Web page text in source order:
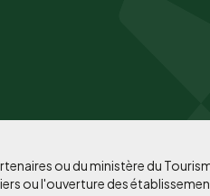
ou du ministère du
ou l'ouverture des